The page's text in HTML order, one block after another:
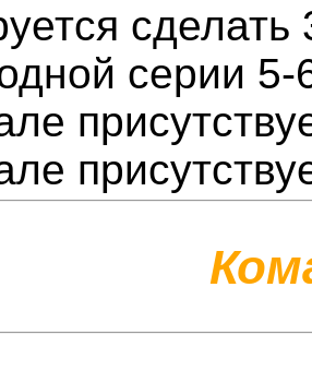
сделать
серии 5-